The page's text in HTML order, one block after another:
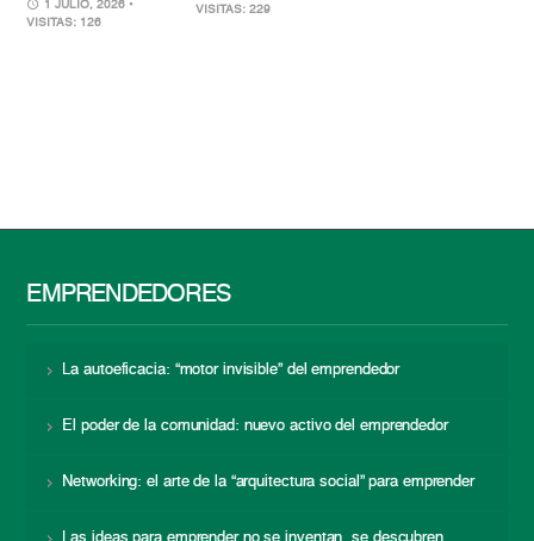
1 JULIO, 2026 •
VISITAS: 126
VISITAS: 229
EMPRENDEDORES
La autoeficacia: “motor invisible” del emprendedor
El poder de la comunidad: nuevo activo del emprendedor
Networking: el arte de la “arquitectura social” para emprender
Las ideas para emprender no se inventan, se descubren